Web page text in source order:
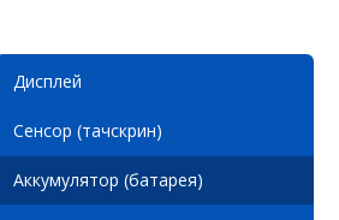
Дисплей
Сенсор (тачскрин)
Аккумулятор (батарея)